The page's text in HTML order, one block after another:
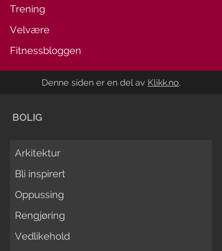
Trening
Velvære
Fitnessbloggen
Denne siden er en del av Klikk.no.
BOLIG
Arkitektur
Bli inspirert
Oppussing
Rengjøring
Vedlikehold